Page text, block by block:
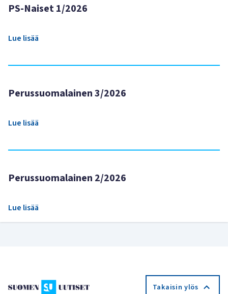
PS-Naiset 1/2026
Lue lisää
Perussuomalainen 3/2026
Lue lisää
Perussuomalainen 2/2026
Lue lisää
Takaisin ylös